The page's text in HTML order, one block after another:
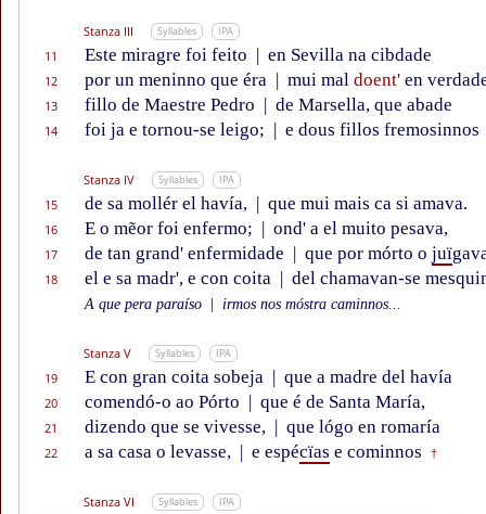
Stanza III Syllables IPA
11 Este miragre foi feito | en Sevilla na cibdade
12 por un meninno que éra | mui mal doent' en
13 fillo de Maestre Pedro | de Marsella, que abade
14 foi ja e tornou-se leigo; | e dous fillos fremosinnos
Stanza IV Syllables IPA
15 de sa mollér el havía, | que mui mais ca si amava.
16 E o mẽor foi enfermo; | ond' a el muito pesava,
17 de tan grand' enfermidade | que por mórto o juï
18 el e sa madr', e con coita | del chamavan-se
A que pera paraíso irmos nos móstra caminnos...
Stanza V Syllables IPA
19 E con gran coita sobeja | que a madre del havía
20 comendó-o ao Pórto | que é de Santa María,
21 dizendo que se vivesse, | que lógo en romaría
22 a sa casa o levasse, | e espécïas e cominnos †
Stanza VI Syllables IPA